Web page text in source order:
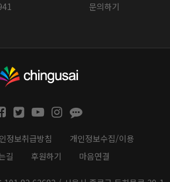
문의하기
정보취급방침
개인정보수집/이용
길
후원하기 마음연결